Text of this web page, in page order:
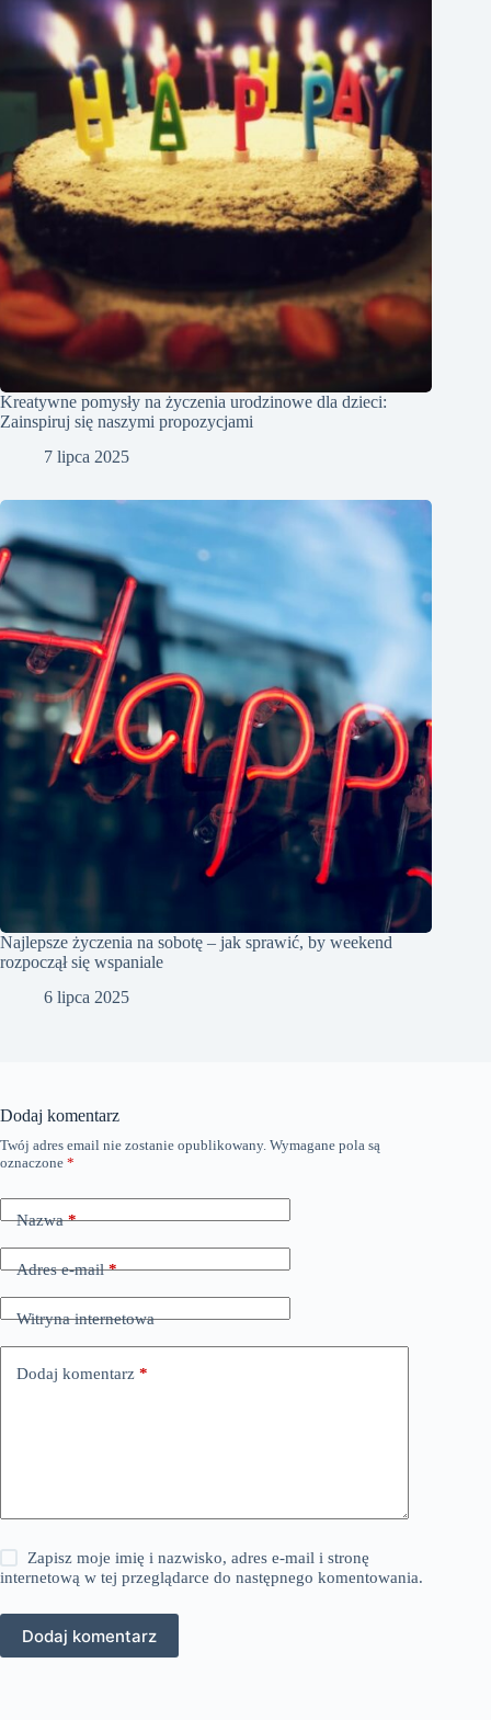
Kreatywne pomysły na życzenia urodzinowe dla dzieci:
Zainspiruj się naszymi propozycjami
7 lipca 2025
Najlepsze życzenia na sobotę – jak sprawić, by weekend
rozpoczął się wspaniale
6 lipca 2025
Dodaj komentarz
Twój adres email nie zostanie opublikowany. Wymagane pola są
oznaczone *
Nazwa*
Adres e-mail*
Witryna internetowa
Dodaj komentarz *
Zapisz moje imię i nazwisko, adres e-mail i stronę
internetową w tej przeglądarce do następnego komentowania.
Dodaj komentarz